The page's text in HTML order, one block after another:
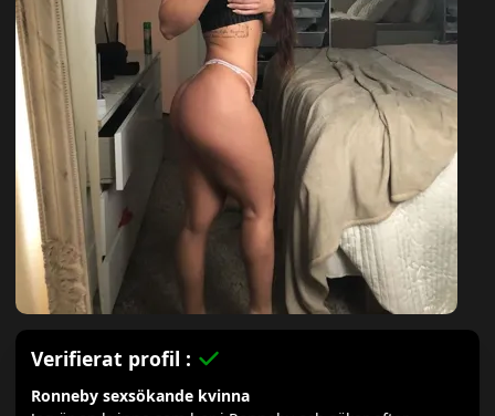
Verifierat profil :
Ronneby sexsökande kvinna